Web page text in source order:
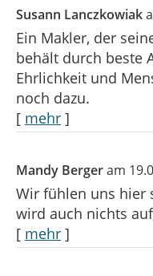
Susann Lanczkowiak
Ein Makler, der
behält durch beste
Ehrlichkeit und
noch dazu.
[ mehr ]
Mandy Bergeram
Wir fühlen uns hier
wird auch nichts
[ mehr ]